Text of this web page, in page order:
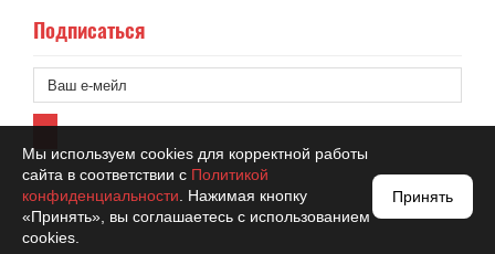
Подписаться
Мы используем cookies для корректной работы
сайта в соответствии с Политикой
конфиденциальности . Нажимая кнопку
«Принять», вы соглашаетесь с использованием
cookies.
Принять